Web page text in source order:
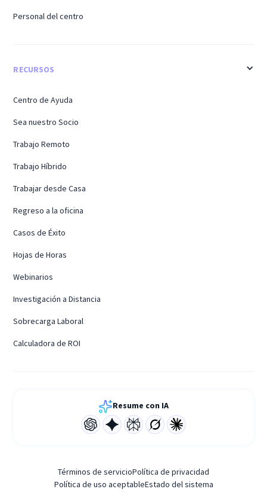
Personal del centro
RECURSOS
Centro de Ayuda
Sea nuestro Socio
Trabajo Remoto
Trabajo Híbrido
Trabajar desde Casa
Regreso a la oficina
Casos de Éxito
Hojas de Horas
Webinarios
Investigación a Distancia
Sobrecarga Laboral
Calculadora de ROI
Resume con IA
Términos de servicioPolítica de privacidad
Política de uso aceptableEstado del sistema